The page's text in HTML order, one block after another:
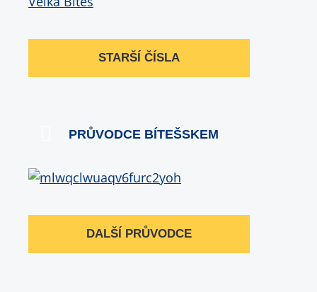
STARŠÍ ČÍSLA
PRŮVODCE BÍTEŠSKEM
DALŠÍ PRŮVODCE